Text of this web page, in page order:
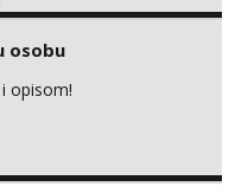
zgodna i atraktivna
osobu
opisom!